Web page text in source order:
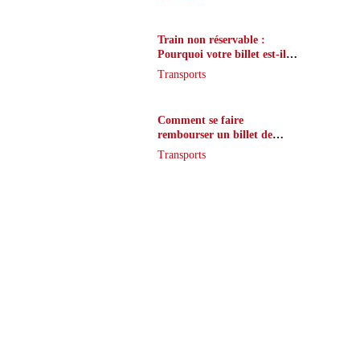
Train non réservable :
Pourquoi votre billet est-il
inaccessible ?
Transports
Comment se faire
rembourser un billet de
train en cas de retard ?
Transports